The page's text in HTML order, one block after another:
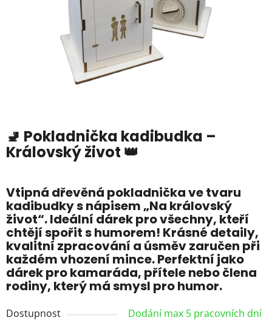
🚽 Pokladnička kadibudka –
Královský život 👑
Vtipná dřevěná pokladnička ve tvaru
kadibudky s nápisem „Na královský
život“. Ideální dárek pro všechny, kteří
chtějí spořit s humorem! Krásné detaily,
kvalitní zpracování a úsměv zaručen při
každém vhození mince. Perfektní jako
dárek pro kamaráda, přítele nebo člena
rodiny, který má smysl pro humor.
Dostupnost
Dodání max 5 pracovních dní